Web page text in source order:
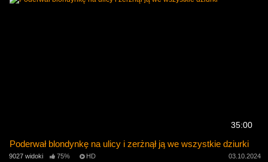
35:00
Poderwał blondynkę na ulicy i zerżnął ją we wszystkie dziurki
9027 widoki 75% HD 03.10.2024